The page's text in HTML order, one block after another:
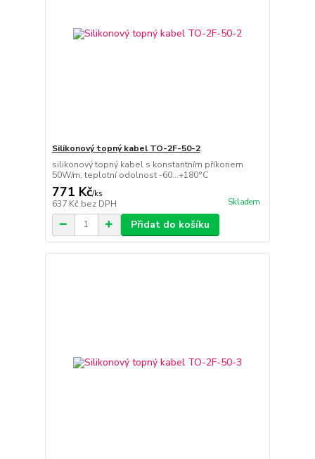
Silikonový topný kabel TO-2F-50-2
silikonový topný kabel s konstantním příkonem
50W/m, teplotní odolnost -60...+180°C
771 Kč/ks
637 Kč bez DPH Skladem
Přidat do košíku